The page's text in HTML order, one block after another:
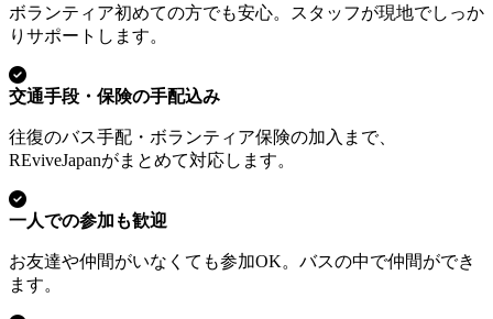
ボランティア初めての方でも安心。スタッフが現地でしっか
りサポートします。
交通手段・保険の手配込み
往復のバス手配・ボランティア保険の加入まで、
REviveJapanがまとめて対応します。
一人での参加も歓迎
お友達や仲間がいなくても参加OK。バスの中で仲間ができ
ます。